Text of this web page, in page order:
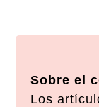
Sobre el
Los